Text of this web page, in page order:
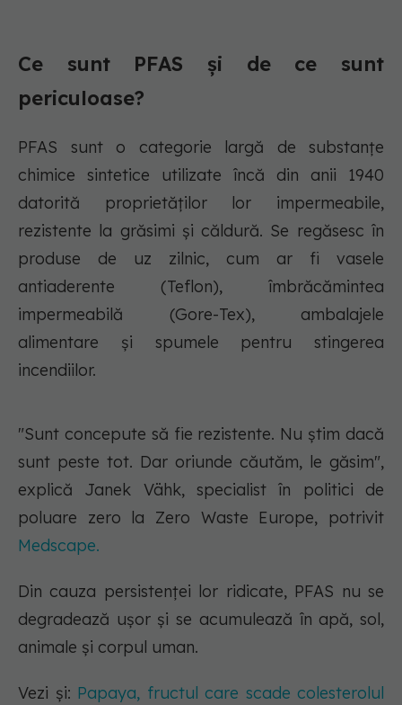
Ce sunt PFAS și de ce sunt
periculoase?
PFAS sunt o categorie largă de substanțe
chimice sintetice utilizate încă din anii 1940
datorită proprietăților lor impermeabile,
rezistente la grăsimi și căldură. Se regăsesc în
produse de uz zilnic, cum ar fi vasele
antiaderente (Teflon), îmbrăcămintea
impermeabilă (Gore-Tex), ambalajele
alimentare și spumele pentru stingerea
incendiilor.
"Sunt concepute să fie rezistente. Nu știm dacă
sunt peste tot. Dar oriunde căutăm, le găsim",
explică Janek Vähk, specialist în politici de
poluare zero la Zero Waste Europe, potrivit
Medscape.
Din cauza persistenței lor ridicate, PFAS nu se
degradează ușor și se acumulează în apă, sol,
animale și corpul uman.
Vezi și: Papaya, fructul care scade colesterolul